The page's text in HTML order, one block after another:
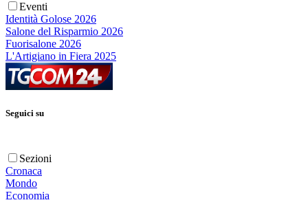
Eventi
Identità Golose 2026
Salone del Risparmio 2026
Fuorisalone 2026
L'Artigiano in Fiera 2025
Seguici su
Sezioni
Cronaca
Mondo
Economia